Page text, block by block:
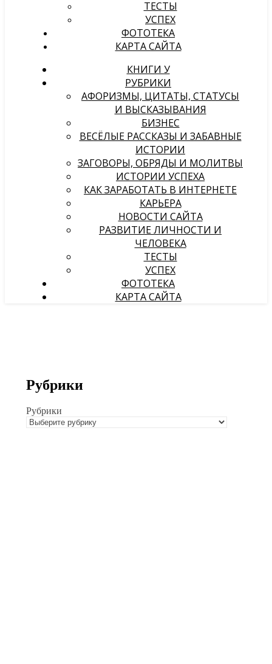
ТЕСТЫ
УСПЕХ
ФОТОТЕКА
КАРТА САЙТА
КНИГИ У
РУБРИКИ
АФОРИЗМЫ, ЦИТАТЫ, СТАТУСЫ
И ВЫСКАЗЫВАНИЯ
БИЗНЕС
ВЕСЁЛЫЕ РАССКАЗЫ И ЗАБАВНЫЕ
ИСТОРИИ
ЗАГОВОРЫ, ОБРЯДЫ И МОЛИТВЫ
ИСТОРИИ УСПЕХА
КАК ЗАРАБОТАТЬ В ИНТЕРНЕТЕ
КАРЬЕРА
НОВОСТИ САЙТА
РАЗВИТИЕ ЛИЧНОСТИ И
ЧЕЛОВЕКА
ТЕСТЫ
УСПЕХ
ФОТОТЕКА
КАРТА САЙТА
Рубрики
Рубрики